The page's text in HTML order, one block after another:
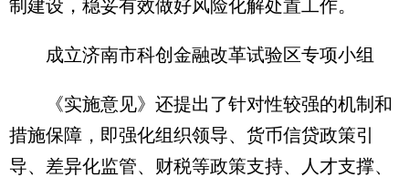
制建设，稳妥有效做好风险化解处置工作。
成立济南市科创金融改革试验区专项小组
《实施意见》还提出了针对性较强的机制和
措施保障，即强化组织领导、货币信贷政策引
导、差异化监管、财税等政策支持、人才支撑、